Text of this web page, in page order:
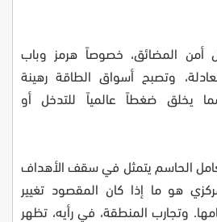
أمن المضائق، خصوصاً هرمز وباب
وتصبح أسواق الطاقة رهينة
يخلق ضغطاً عالمياً للتدخل أو
الحاسم يتمثل في سقف الأهداف
هو ما إذا كان المقصود تغيير
وتجارب المنطقة، في رأيه، تظهر